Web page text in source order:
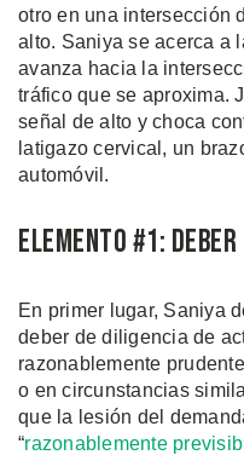
otro en una intersección
alto. Saniya se acerca a
avanza hacia la
tráfico que se aproxima.
señal de alto y choca
latigazo cervical, un
automóvil.
Elemento #1: Deber
En primer lugar, Saniya
deber de diligencia de
razonablemente
o en circunstancias
que la lesión del
“razonablemente